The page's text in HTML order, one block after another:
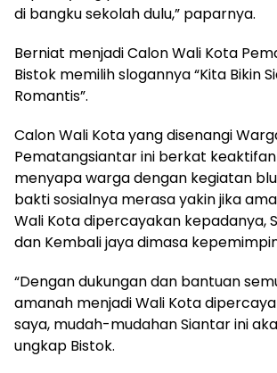
di bangku sekolah dulu,” paparnya.
Berniat menjadi Calon Wali Kota
Bistok memilih slogannya “Kita Bikin
Romantis”.
Calon Wali Kota yang disenangi
Pematangsiantar ini berkat
menyapa warga dengan kegiatan
bakti sosialnya merasa yakin jika
Wali Kota dipercayakan kepadanya,
dan Kembali jaya dimasa
“Dengan dukungan dan bantuan
amanah menjadi Wali Kota
saya, mudah-mudahan Siantar ini
ungkap Bistok.